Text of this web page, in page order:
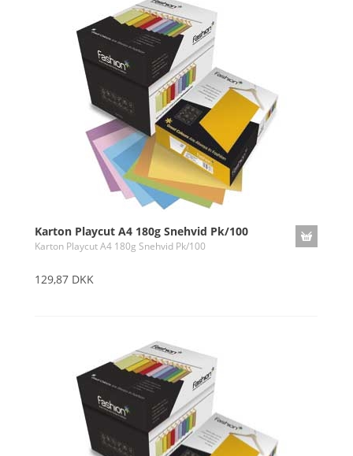
Karton Playcut A4 180g Snehvid Pk/100
Karton Playcut A4 180g Snehvid Pk/100
129,87 DKK